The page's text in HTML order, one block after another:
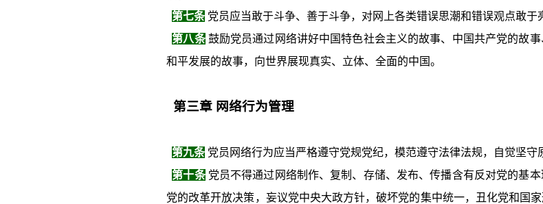
第七条 党员应当敢于斗争、善于斗争，对网上各类错误思潮和错误观点敢于
第八条鼓励党员通过网络讲好中国特色社会主义的故事、中国共产党的故
和平发展的故事，向世界展现真实、立体、全面的中国。
第三章 网络行为管理
第九条 党员网络行为应当严格遵守党规党纪，模范遵守法律法规，自觉坚守
第十条党员不得通过网络制作、复制、存储、发布、传播含有反对党的基
党的改革开放决策，妄议党中央大政方针，破坏党的集中统一，丑化党和国